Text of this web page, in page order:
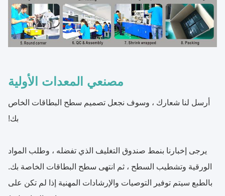
مصنعي المعدات الأولية
أرسل لنا شعارك ، وسوف نجعل تصميم سطح البطاقات الخاص
بك!
يرجى إخبارنا بنمط صندوق التغليف الذي تفضله ، وطلب المواد
الورقية وتشطيب السطح ، ثم انتهى سطح البطاقات الخاصة بك.
بالطبع سيتم توفير التوصيات والإرشادات المهنية إذا لم تكن على